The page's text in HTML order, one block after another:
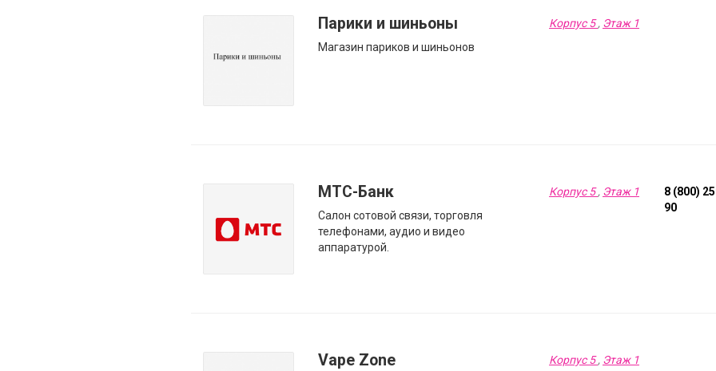
Парики и шиньоны
Магазин париков и шиньонов
Корпус 5, Этаж 1
МТС-Банк
Салон сотовой связи, торговля
телефонами, аудио и видео
аппаратурой.
Корпус 5, Этаж 1
8 (800)
90
Vape Zone Корпус 5, Этаж 1